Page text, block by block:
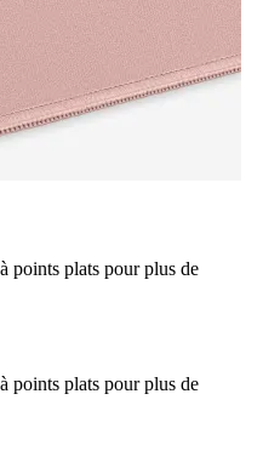
points plats pour plus de
points plats pour plus de